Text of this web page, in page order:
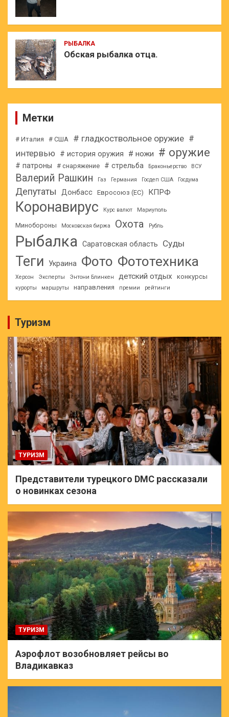
РЫБАЛКА
Обская рыбалка отца.
Метки
# Италия # США # гладкоствольное оружие #
интервью
# история оружия # ножи # оружие
# патроны # снаряжение # стрельба Браконьерство ВСУ
Валерий Рашкин Газ Германия Госдеп США Госдума
Депутаты Донбасс Евросоюз (ЕС) КПРФ
Коронавирус Курс валют Мариуполь
Минобороны Московская биржа Охота Рубль
Рыбалка Саратовская область Суды
Теги Украина Фото Фототехника
Херсон Эксперты Энтони Блинкен детский отдых конкурсы
курорты маршруты направления премии рейтинги
Туризм
ТУРИЗМ
Представители турецкого DMC рассказали
о новинках сезона
ТУРИЗМ
Аэрофлот возобновляет рейсы во
Владикавказ